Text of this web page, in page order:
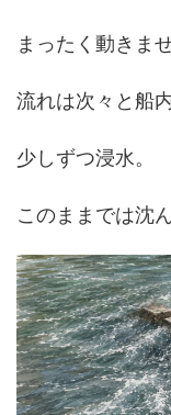
まったく動きませ
流れは次々と船
少しずつ浸水。
このままでは沈